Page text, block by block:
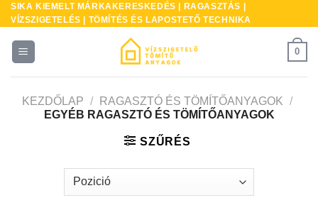
Skip
to
content
SIKA KIEMELT MÁRKAKERESKEDÉS | RAGASZTÁS |
VÍZSZIGETELÉS | TÖMÍTÉS ÉS LAPOSTETŐ TECHNIKA
0
KEZDŐLAP / RAGASZTÓ ÉS TÖMÍTŐANYAGOK /
EGYÉB RAGASZTÓ ÉS TÖMÍTŐANYAGOK
SZŰRÉS